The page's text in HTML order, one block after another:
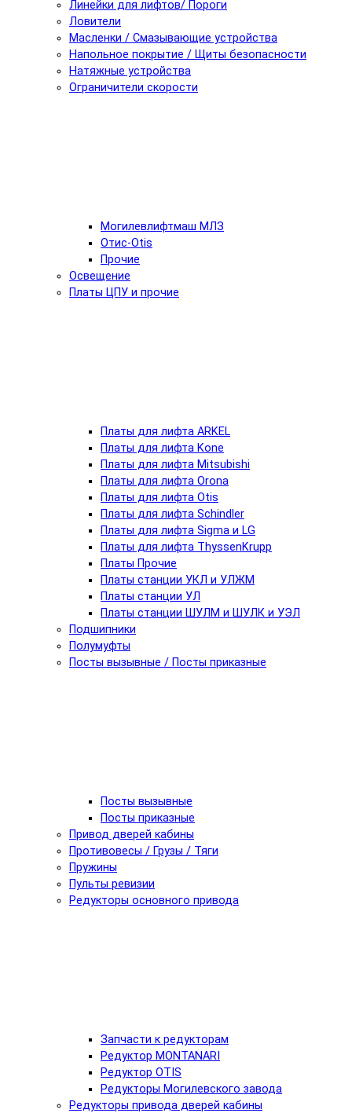
Линейки для лифтов/ Пороги
Ловители
Масленки / Смазывающие устройства
Напольное покрытие / Щиты безопасности
Натяжные устройства
Ограничители скорости
Могилевлифтмаш МЛЗ
Отис-Otis
Прочие
Освещение
Платы ЦПУ и прочие
Платы для лифта ARKEL
Платы для лифта Kone
Платы для лифта Mitsubishi
Платы для лифта Orona
Платы для лифта Otis
Платы для лифта Schindler
Платы для лифта Sigma и LG
Платы для лифта ThyssenKrupp
Платы Прочие
Платы станции УКЛ и УЛЖМ
Платы станции УЛ
Платы станции ШУЛМ и ШУЛК и УЭЛ
Подшипники
Полумуфты
Посты вызывные / Посты приказные
Посты вызывные
Посты приказные
Привод дверей кабины
Противовесы / Грузы / Тяги
Пружины
Пульты ревизии
Редукторы основного привода
Запчасти к редукторам
Редуктор MONTANARI
Редуктор OTIS
Редукторы Могилевского завода
Редукторы привода дверей кабины